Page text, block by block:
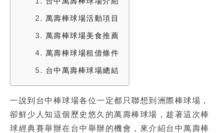
2. 萬壽棒球場活動項目
3. 萬壽棒球場美食推薦
4. 萬壽棒球場租借條件
5. 台中萬壽棒球場總結
一說到 台中棒球場各位一定都只聯想到洲際棒球場，
卻鮮少人知這個歷史悠久的萬壽棒球場 ，趁著這次棒
球經典賽舉辦在台中舉辦的機會，來介紹台中萬壽棒